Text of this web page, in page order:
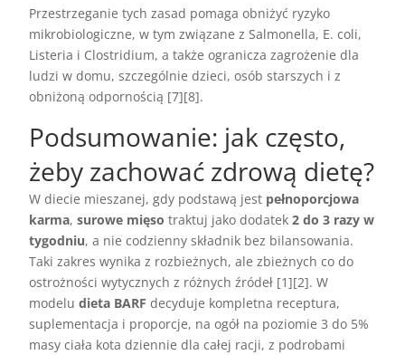
Przestrzeganie tych zasad pomaga obniżyć ryzyko
mikrobiologiczne, w tym związane z Salmonella, E. coli,
Listeria i Clostridium, a także ogranicza zagrożenie dla
ludzi w domu, szczególnie dzieci, osób starszych i z
obniżoną odpornością [7][8].
Podsumowanie: jak często,
żeby zachować zdrową dietę?
W diecie mieszanej, gdy podstawą jest pełnoporcjowa
karma,surowe mięso traktuj jako dodatek2 do 3 razy w
tygodniu, a nie codzienny składnik bez bilansowania.
Taki zakres wynika z rozbieżnych, ale zbieżnych co do
ostrożności wytycznych z różnych źródeł [1][2]. W
modeludieta BARF decyduje kompletna receptura,
suplementacja i proporcje, na ogół na poziomie 3 do 5%
masy ciała kota dziennie dla całej racji, z podrobami